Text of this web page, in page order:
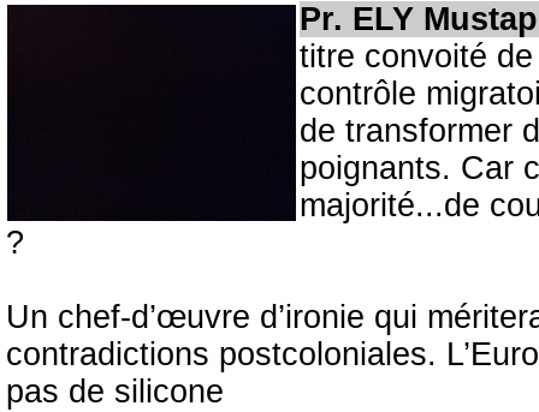
Pr. ELY
titre convoité
contrôle
de transformer
poignants. Car
majorité...de
?
Un chef-d’œuvre d’ironie qui
contradictions postcoloniales.
pas de silicone